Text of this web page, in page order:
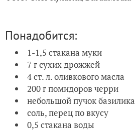
Понадобится:
1-1,5 стакана муки
7 г сухих дрожжей
4 ст. л. оливкового масла
200 г помидоров черри
небольшой пучок базилика
соль, перец по вкусу
0,5 стакана воды